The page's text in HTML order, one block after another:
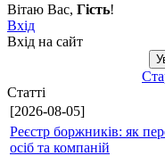
Вітаю Вас, Гість!
Вхід
Вхід на сайт
Статті
[2026-08-05]
Реєстр боржників: як
осіб та компаній